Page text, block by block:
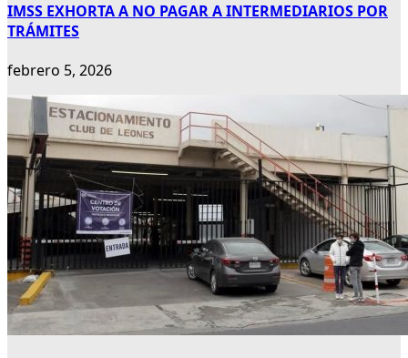
IMSS EXHORTA A NO PAGAR A INTERMEDIARIOS POR
TRÁMITES
febrero 5, 2026